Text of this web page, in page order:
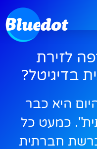
לזירת
בדיגיטל?
היא כבר
כמעט כל
חברתית